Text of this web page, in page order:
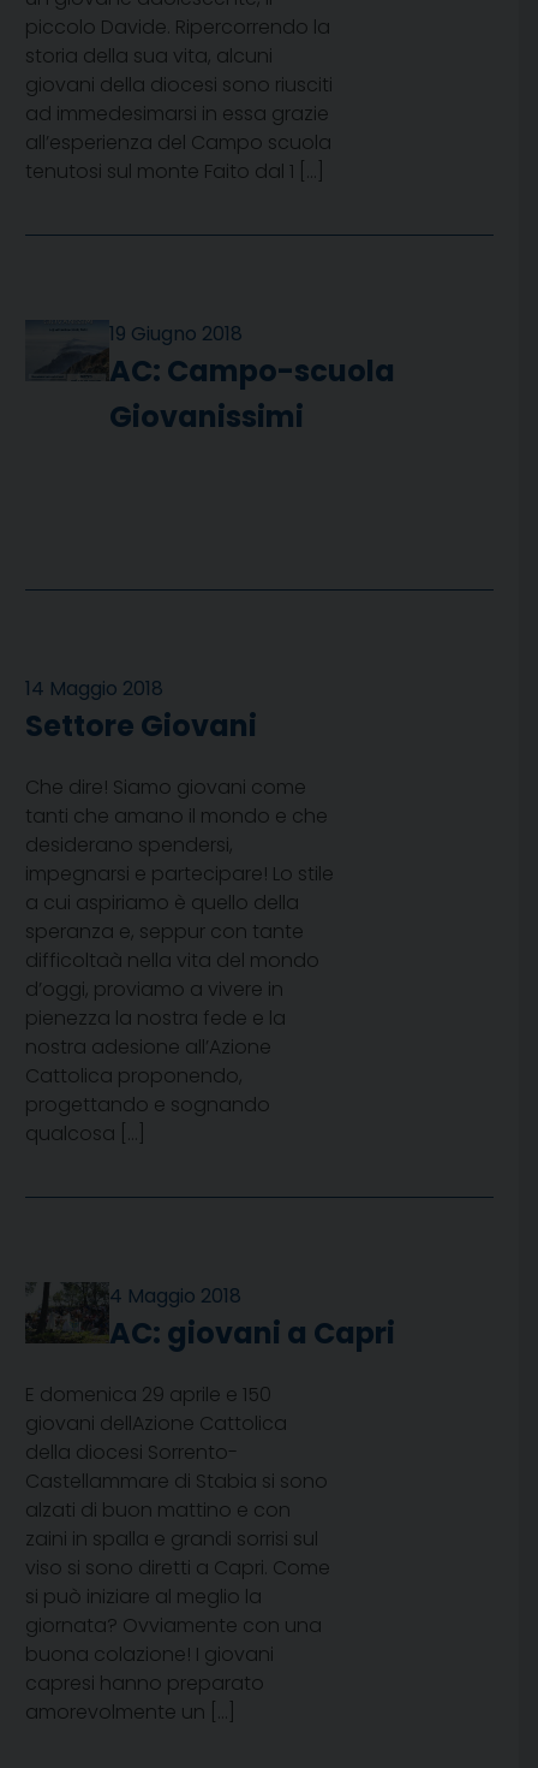
piccolo Davide. Ripercorrendo la
storia della sua vita, alcuni
giovani della diocesi sono riusciti
ad immedesimarsi in essa grazie
all’esperienza del Campo scuola
tenutosi sul monte Faito dal 1 […]
19 Giugno 2018
AC: Campo-scuola
Giovanissimi
14 Maggio 2018
Settore Giovani
Che dire! Siamo giovani come
tanti che amano il mondo e che
desiderano spendersi,
impegnarsi e partecipare! Lo stile
a cui aspiriamo è quello della
speranza e, seppur con tante
difficoltaà nella vita del mondo
d’oggi, proviamo a vivere in
pienezza la nostra fede e la
nostra adesione all’Azione
Cattolica proponendo,
progettando e sognando
qualcosa […]
4 Maggio 2018
AC: giovani a Capri
E domenica 29 aprile e 150
giovani dellAzione Cattolica
della diocesi Sorrento-
Castellammare di Stabia si sono
alzati di buon mattino e con
zaini in spalla e grandi sorrisi sul
viso si sono diretti a Capri. Come
si può iniziare al meglio la
giornata? Ovviamente con una
buona colazione! I giovani
capresi hanno preparato
amorevolmente un […]